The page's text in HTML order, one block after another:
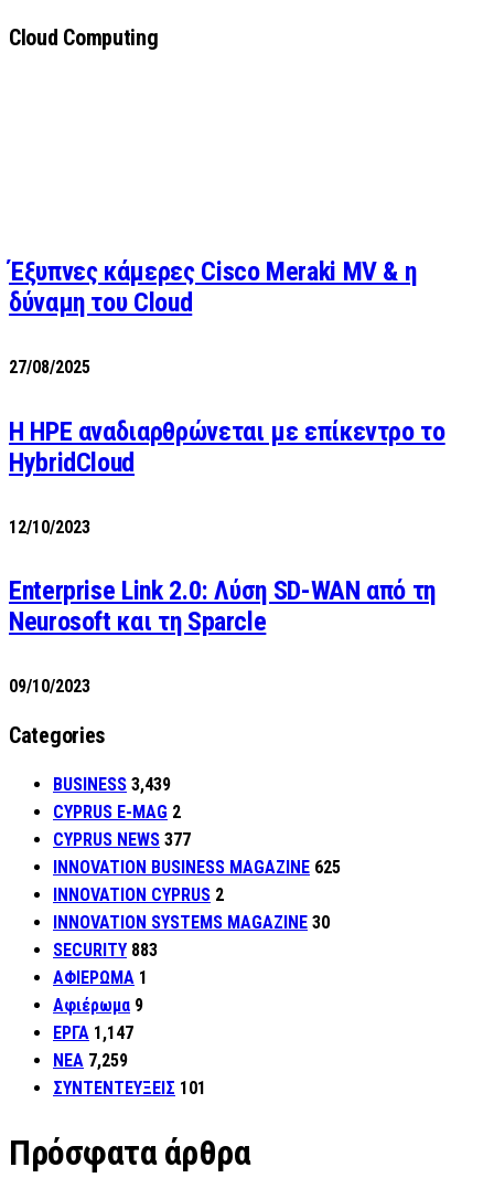
Cloud Computing
Έξυπνες κάμερες Cisco Meraki MV & η
δύναμη του Cloud
27/08/2025
H HPE αναδιαρθρώνεται με επίκεντρο το
HybridCloud
12/10/2023
Enterprise Link 2.0: Λύση SD-WAN από τη
Neurosoft και τη Sparcle
09/10/2023
Categories
BUSINESS 3,439
CYPRUS E-MAG 2
CYPRUS NEWS 377
INNOVATION BUSINESS MAGAZINE 625
INNOVATION CYPRUS 2
INNOVATION SYSTEMS MAGAZINE 30
SECURITY 883
ΑΦΙΕΡΩΜΑ 1
Αφιέρωμα 9
ΕΡΓΑ 1,147
ΝΕΑ 7,259
ΣΥΝΤΕΝΤΕΥΞΕΙΣ 101
Πρόσφατα άρθρα